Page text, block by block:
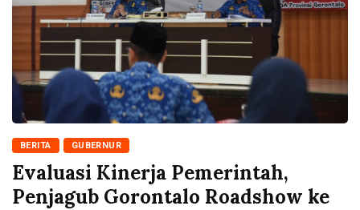
BERITA GUBERNUR
Evaluasi Kinerja Pemerintah,
Penjagub Gorontalo Roadshow ke